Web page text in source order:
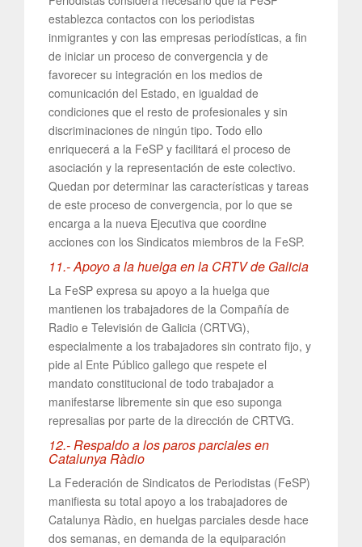
establezca contactos con los periodistas
inmigrantes y con las empresas periodísticas, a fin
de iniciar un proceso de convergencia y de
favorecer su integración en los medios de
comunicación del Estado, en igualdad de
condiciones que el resto de profesionales y sin
discriminaciones de ningún tipo. Todo ello
enriquecerá a la FeSP y facilitará el proceso de
asociación y la representación de este colectivo.
Quedan por determinar las características y tareas
de este proceso de convergencia, por lo que se
encarga a la nueva Ejecutiva que coordine
acciones con los Sindicatos miembros de la FeSP.
11.- Apoyo a la huelga en la CRTV de Galicia
La FeSP expresa su apoyo a la huelga que
mantienen los trabajadores de la Compañía de
Radio e Televisión de Galicia (CRTVG),
especialmente a los trabajadores sin contrato fijo, y
pide al Ente Público gallego que respete el
mandato constitucional de todo trabajador a
manifestarse libremente sin que eso suponga
represalias por parte de la dirección de CRTVG.
12.- Respaldo a los paros parciales en
Catalunya Ràdio
La Federación de Sindicatos de Periodistas (FeSP)
manifiesta su total apoyo a los trabajadores de
Catalunya Ràdio, en huelgas parciales desde hace
dos semanas, en demanda de la equiparación